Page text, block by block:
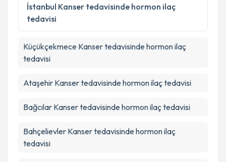
İstanbul Kanser tedavisinde hormon ilaç
tedavisi
Küçükçekmece Kanser tedavisinde hormon ilaç
tedavisi
Ataşehir Kanser tedavisinde hormon ilaç tedavisi
Bağcılar Kanser tedavisinde hormon ilaç tedavisi
Bahçelievler Kanser tedavisinde hormon ilaç
tedavisi